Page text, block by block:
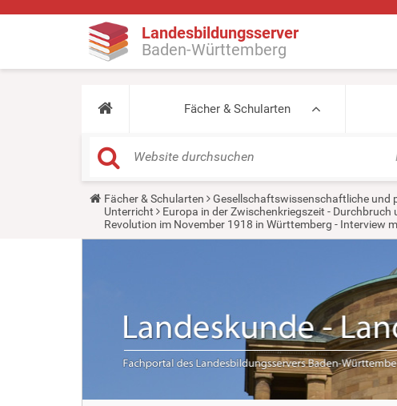
Landesbildungsserver
Baden-Württemberg
Fächer & Schularten
Y
a
Fächer & Schularten Gesellschaftswissenschaftliche und
Unterricht
Europa in der Zwischenkriegszeit -
Revolution im November 1918 in Württemberg - Interview